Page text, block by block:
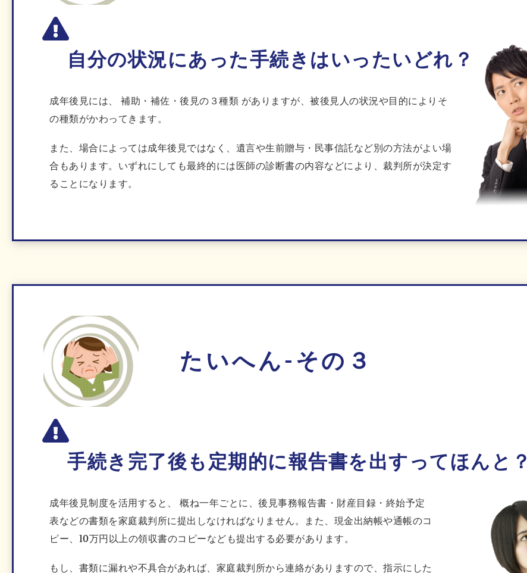
自分の状況にあった手続きはいったいどれ？
成年後見には、 補助・補佐・後見の３種類 がありますが、被後見人の状況や目的によりそ
の種類がかわってきます。
また、場合によっては成年後見ではなく、遺言や生前贈与・民事信託など別の方法がよい場
合もあります。いずれにしても最終的には医師の診断書の内容などにより、裁判所が決定す
ることになります。
たいへん-その３
手続き完了後も定期的に報告書を出すってほんと？
成年後見制度を活用すると、 概ね一年ごとに、後見事務報告書・財産目録・終始予定
表などの書類を家庭裁判所に提出しなければなりません。また、現金出納帳や通帳のコ
ピー、10万円以上の領収書のコピーなども提出する必要があります。
もし、書類に漏れや不具合があれば、家庭裁判所から連絡がありますので、指示にした